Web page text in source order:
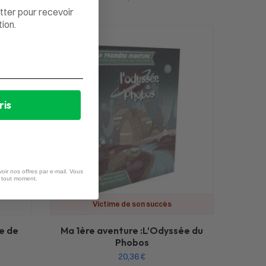
de
Victime de son succès
Ma 1ère aventure :L’Odyssée du
Phobos
20,36€
pour recevoir
nos offres par e-mail. Vous
moment.